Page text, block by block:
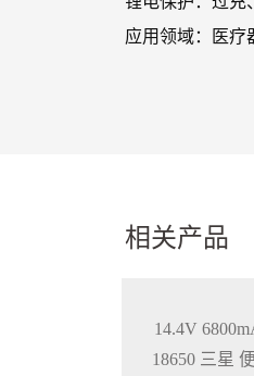
应用领域：医疗
相关产品
14.4V
18650 三星